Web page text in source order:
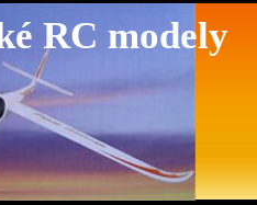
RC modely